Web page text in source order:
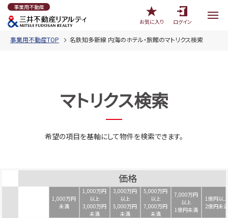
事業用不動産
お気に入り
ログイン
事業用不動産TOP 名鉄知多新線 内海のホテル・旅館のマトリクス検索
マトリクス検索
希望の項目を基軸にして物件を検索できます。
価格
1,000万円
未満
1,000万円
以上
3,000万円
未満
3,000万円
以上
5,000万円
未満
5,000万円
以上
7,000万円
未満
7,000万円
以上
1億円未満
1億円以上
2億円未満